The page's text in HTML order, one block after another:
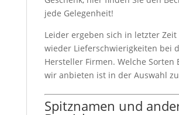
jede Gelegenheit!
Leider ergeben sich in letzter
wieder Lieferschwierigkeiten bei
Hersteller Firmen. Welche Sorten
wir anbieten ist in der Auswahl
Spitznamen und